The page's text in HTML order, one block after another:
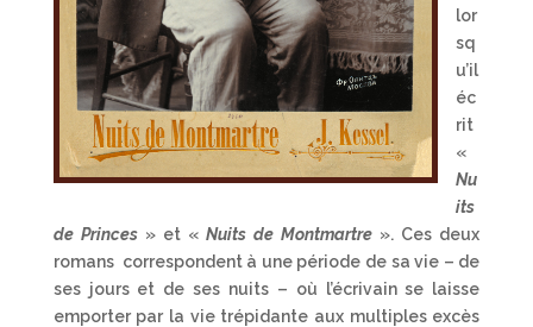
lor
sq
u’il
éc
rit
«
Nu
its
de Princes» et « Nuits de Montmartre ». Ces deux
romans correspondent à une période de sa vie – de
ses jours et de ses nuits – où l’écrivain se laisse
emporter par la vie trépidante aux multiples excès